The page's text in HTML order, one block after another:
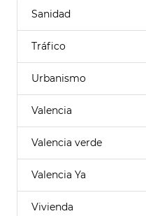
Sanidad
Tráfico
Urbanismo
Valencia
Valencia verde
Valencia Ya
Vivienda